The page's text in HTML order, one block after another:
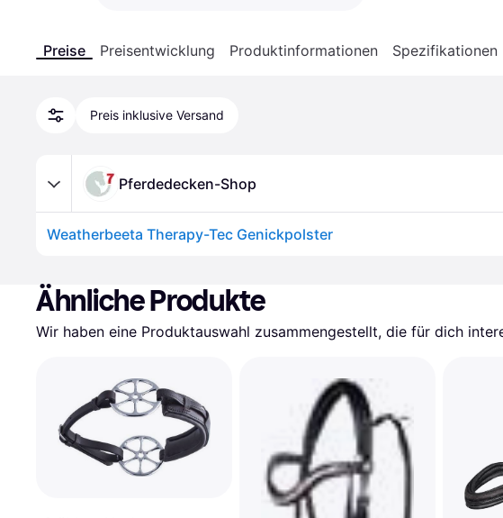
Preise Preisentwicklung Produktinformationen Spezifikationen
Preis inklusive Versand
Pferdedecken-Shop
Weatherbeeta Therapy-Tec Genickpolster
Ähnliche Produkte
Wir haben eine Produktauswahl zusammengestellt, die für dich